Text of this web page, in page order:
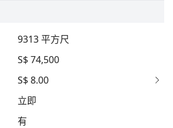
9313平方尺
S$ 74,500
S$ 8.00
立即
有